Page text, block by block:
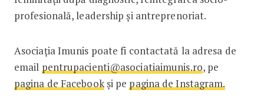
profesională, leadership și antreprenoriat.
Asociația Imunis poate fi contactată la adresa de
email pentrupacienti@asociatiaimunis.ro, pe
pagina de Facebookși pe pagina de Instagram.